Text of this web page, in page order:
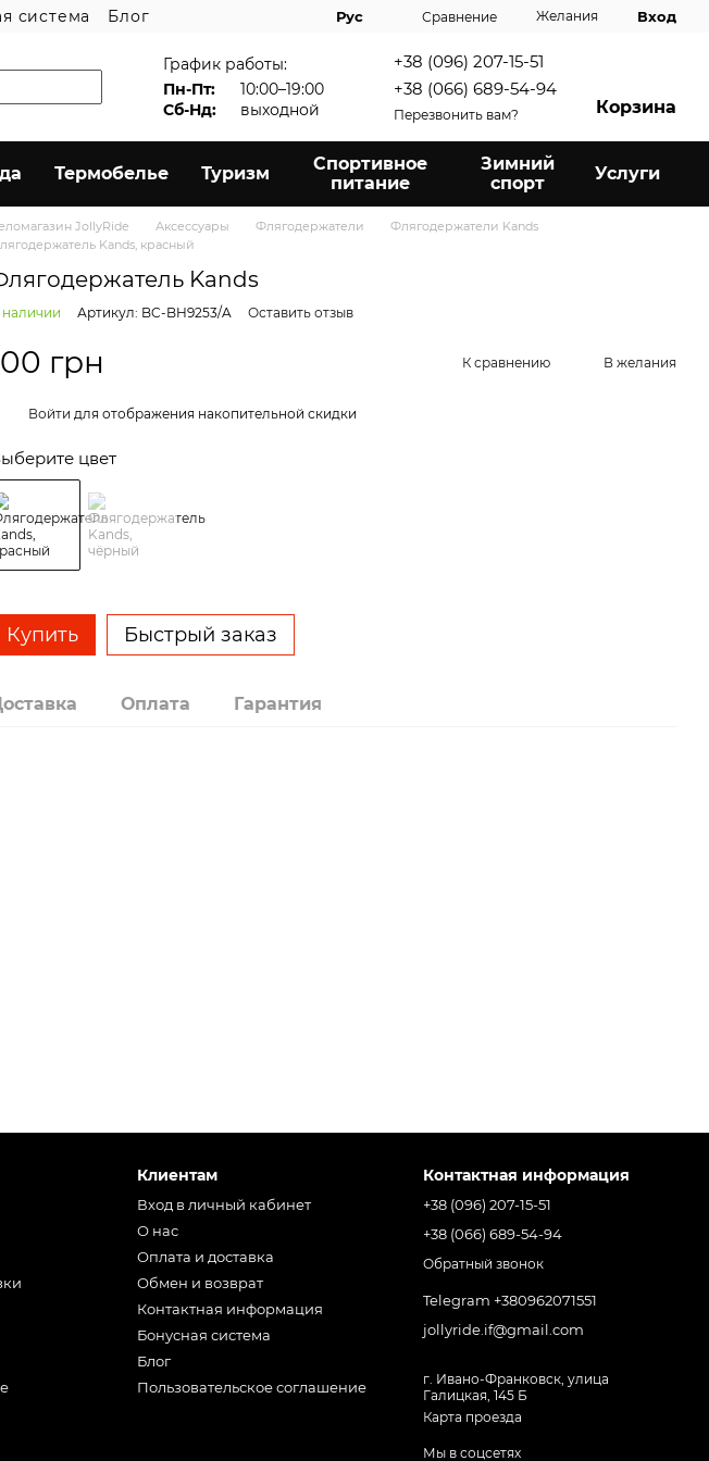
система
Блог
Рус Сравнение Желания Вход
График работы:
Пн-Пт:
10:00–19:00
Сб-Нд:
выходной
+38 (096) 207-15-51
+38 (066) 689-54-94
Перезвонить вам? Корзина
Термобелье Туризм
Спортивное
питание
Зимний
спорт
Услуги
JollyRide Аксессуары Флягодержатели
Флягодержатели Kands
Kands, красный
Kands
наличии Артикул: BC-BH9253/A Оставить отзыв
грн К сравнению В желания
Войти для отображения накопительной скидки
цвет
Купить Быстрый заказ
Оплата Гарантия
Клиентам
Вход в личный кабинет
О нас
Оплата и доставка
Обмен и возврат
Контактная информация
Бонусная система
Блог
Пользовательское соглашение
Контактная информация
+38 (096) 207-15-51
+38 (066) 689-54-94
Обратный звонок
Telegram +380962071551
jollyride.if@gmail.com
г. Ивано-Франковск, улица
Галицкая, 145 Б
Карта проезда
Мы в соцсетях